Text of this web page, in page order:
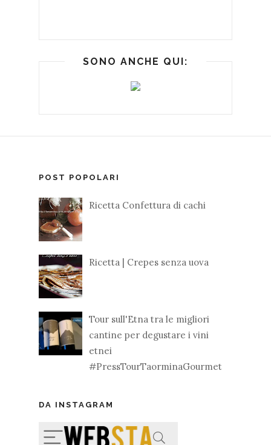
SONO ANCHE QUI:
POST POPOLARI
Ricetta Confettura di cachi
Ricetta | Crepes senza uova
Tour sull'Etna tra le migliori
cantine per degustare i vini
etnei
#PressTourTaorminaGourmet
DA INSTAGRAM